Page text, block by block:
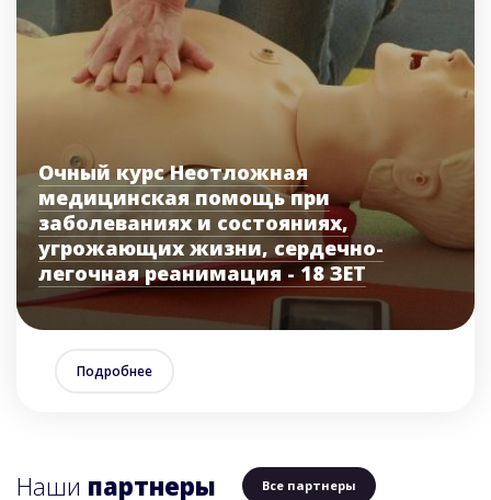
Очный курс Неотложная
медицинская помощь при
заболеваниях и состояниях,
угрожающих жизни, сердечно-
легочная реанимация - 18 ЗЕТ
Подробнее
Наши партнеры Все партнеры